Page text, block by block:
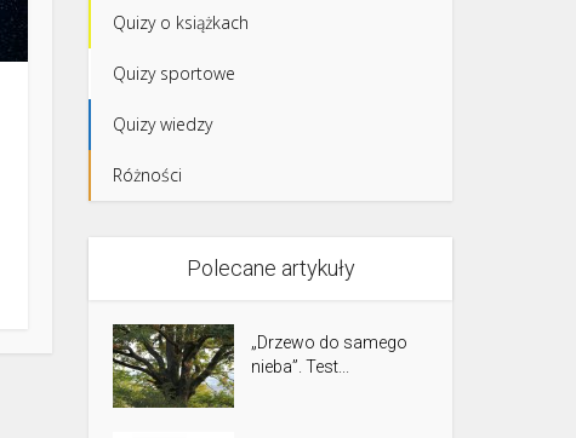
Quizy o książkach
Quizy sportowe
Quizy wiedzy
Różności
Polecane artykuły
„Drzewo do samego
nieba”. Test...